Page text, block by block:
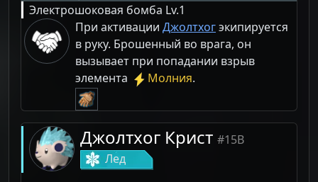
Электрошоковая бомба Lv.1
При активации Джолтхогэкипируется
в руку. Брошенный во врага, он
вызывает при попадании взрыв
элемента
Молния.
Джолтхог Крист #15B
Лед